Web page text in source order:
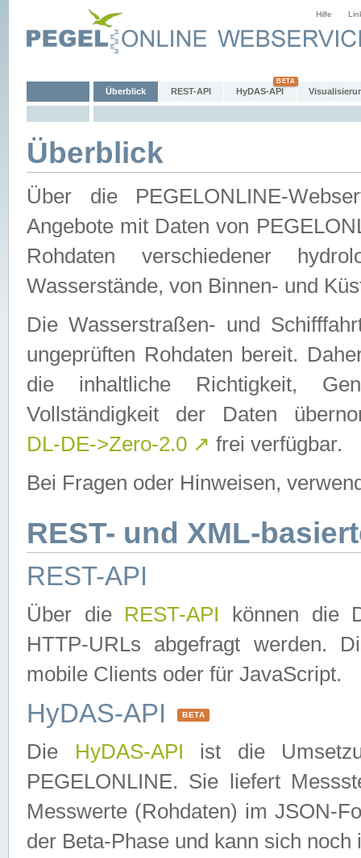
Hilfe
Überblick REST-API HyDAS-API
Überblick
Über die PEGELONLINE-
Angebote mit Daten von
Rohdaten verschiedener
Wasserstände, von Binnen- und
Die Wasserstraßen- und
ungeprüften Rohdaten bereit.
die inhaltliche Richtigkeit,
Vollständigkeit der Daten
DL-DE->Zero-2.0 ↗ frei verfügbar.
Bei Fragen oder Hinweisen,
REST- und XML-
REST-API
Über die REST-API können die
HTTP-URLs abgefragt werden.
mobile Clients oder für JavaScript.
HyDAS-API BETA
Die HyDAS-API ist die
PEGELONLINE. Sie liefert
Messwerte (Rohdaten) im JSON-
der Beta-Phase und kann sich noch